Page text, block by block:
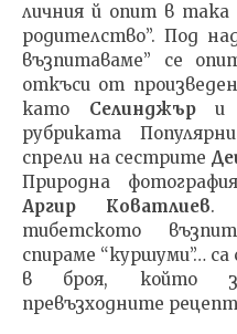
личния й опит в така
родителство”. Под
възпитаваме” се
откъси от
като Селинджъри
рубриката
спрели на сестрите
Природна
Аргир Коватлиев.
тибетското
спираме “куршуми”…
в броя, който
превъзходните